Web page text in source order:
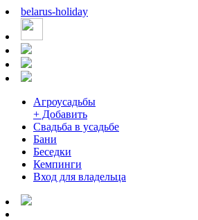
belarus-holiday
Агроусадьбы
+ Добавить
Свадьба в усадьбе
Бани
Беседки
Кемпинги
Вход для владельца